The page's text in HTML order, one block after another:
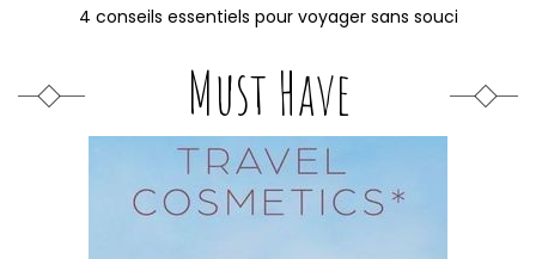
4 conseils essentiels pour voyager sans souci
Must Have